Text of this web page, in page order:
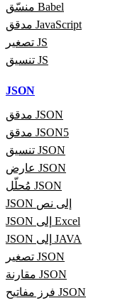
منسّق Babel
مدقق JavaScript
تصغير JS
تنسيق JS
JSON
مدقق JSON
مدقق JSON5
تنسيق JSON
عارض JSON
مُحلّل JSON
JSON إلى نص
JSON إلى Excel
JSON إلى JAVA
تصغير JSON
مقارنة JSON
فرز مفاتيح JSON